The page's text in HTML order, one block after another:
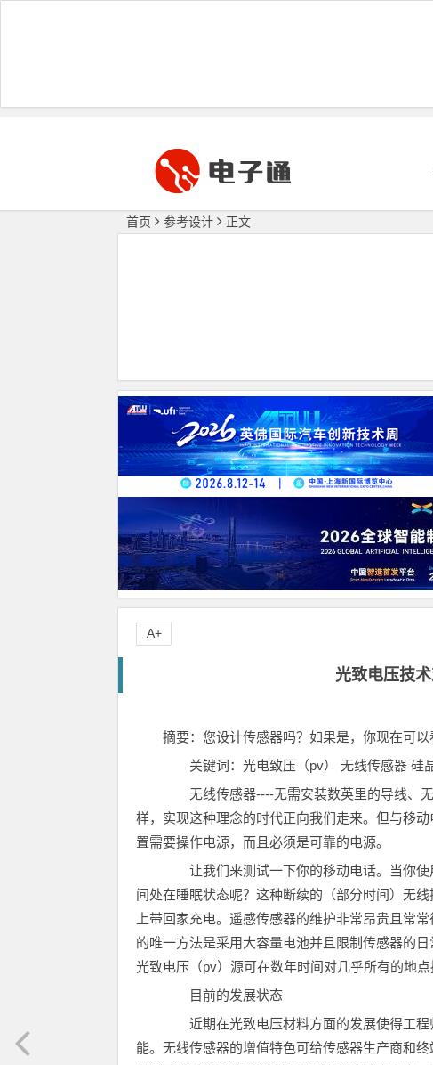
首页 参考设计 正文
光致电压技
摘要：您设计传感器吗？如果是，你现在可
关键词：光电致压（pv） 无线传感器 硅
无线传感器----无需安装数英里的导线、无
样，实现这种理念的时代正向我们走来。但与移
置需要操作电源，而且必须是可靠的电源。
让我们来测试一下你的移动电话。当你使
间处在睡眠状态呢？这种断续的（部分时间）无
上带回家充电。遥感传感器的维护非常昂贵且常
的唯一方法是采用大容量电池并且限制传感器的
光致电压（pv）源可在数年时间对几乎所有的地
目前的发展状态
近期在光致电压材料方面的发展使得工程
能。无线传感器的增值特色可给传感器生产商和
A+